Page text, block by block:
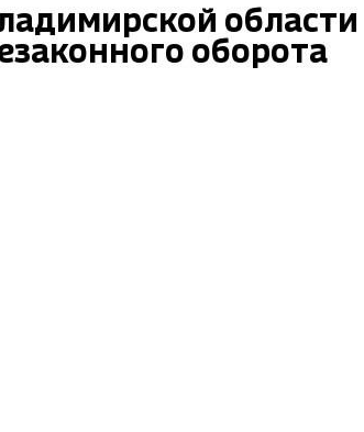
области
оборота